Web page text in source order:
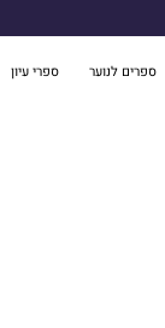
ספרים לנוער ספרי עיון